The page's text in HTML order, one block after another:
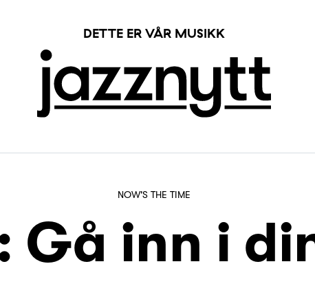
DETTE ER VÅR MUSIKK
NOW'S THE TIME
Gå inn i